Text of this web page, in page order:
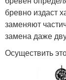
бревно издаст
заменяют
замена даже
Осуществить